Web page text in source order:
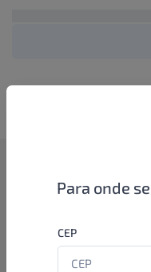
Para onde
CEP
Como funciona
aproveitar as promoções
beleza e higiene em
comprando de seus